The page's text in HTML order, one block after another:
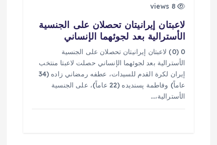
8 views
لاعبتان إيرانيتان تحصلان على الجنسية
الأسترالية بعد لجوئهما الإنساني
0 (0) لاعبتان إيرانيتان تحصلان على الجنسية
الأسترالية بعد لجوئهما الإنساني حصلت لاعبتا منتخب
إيران لكرة القدم للسيدات، عطفه رمضاني زاده (34
عاماً) وفاطمة پسنديده (22 عاماً)، على الجنسية
الأسترالية،…